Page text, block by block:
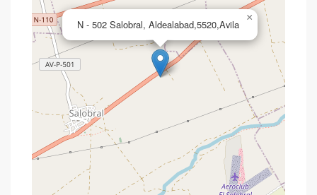
N - 502 Salobral, Aldealabad,5520,Avila
×